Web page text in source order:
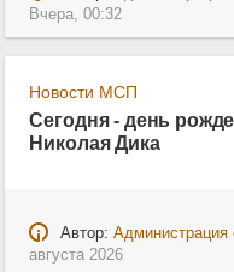
Вчера, 00:32
Новости МСП
Сегодня - день
Николая Дика
Автор: Администрация
августа 2026